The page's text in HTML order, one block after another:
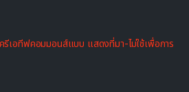
อทีฟคอมมอนส์แบบ แสดงที่มา-ไม่ใช้เพื่อการ